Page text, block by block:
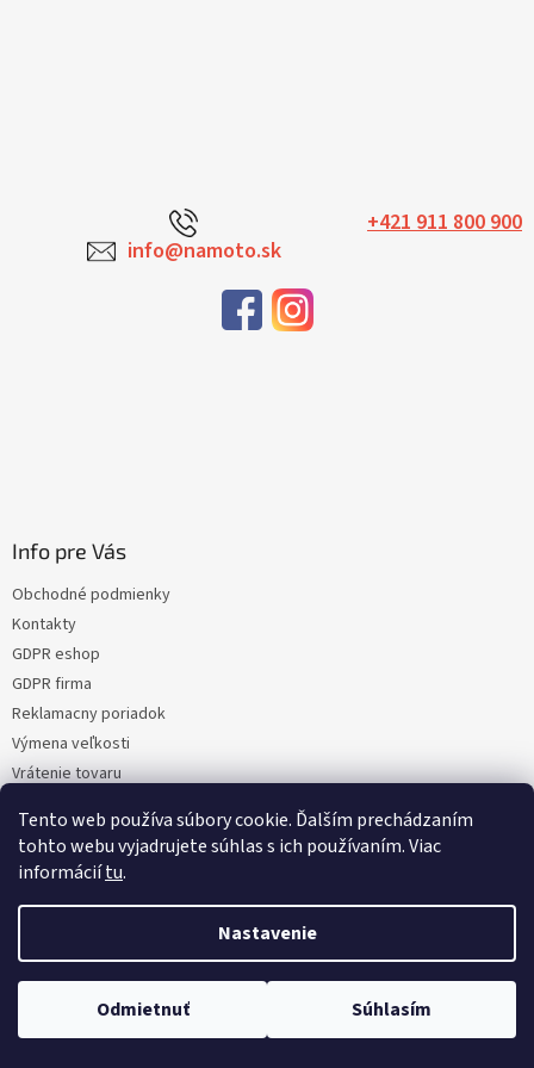
Tento web používa súbory cookie. Ďalším prechádzaním
tohto webu vyjadrujete súhlas s ich používaním. Viac
informáciítu.
Nastavenie
Odmietnuť Súhlasím
+421 911 800 900
info@namoto.sk
Info pre Vás
Obchodné podmienky
Kontakty
GDPR eshop
GDPR firma
Reklamacny poriadok
Výmena veľkosti
Vrátenie tovaru
Moja objednávka
Vytvoril Shoptet
Copyright 2026NaMoto.sk . Všetky práva vyhradené.